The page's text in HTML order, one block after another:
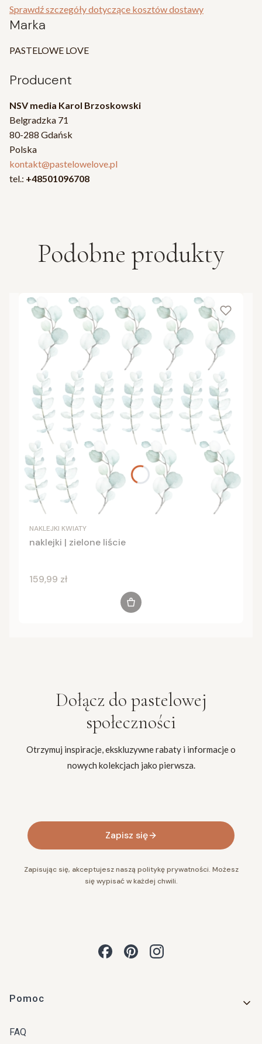
Sprawdź szczegóły dotyczące kosztów dostawy
Marka
PASTELOWE LOVE
Producent
NSV media Karol Brzoskowski
Belgradzka 71
80-288 Gdańsk
Polska
kontakt@pastelowelove.pl
tel.: +48501096708
Podobne produkty
NAKLEJKI KWIATY
naklejki | zielone liście
Cena
159,99 zł
Do koszyka
Dołącz do pastelowej
społeczności
Otrzymuj inspiracje, ekskluzywne rabaty i informacje o
nowych kolekcjach jako pierwsza.
Zapisz się
Zapisując się, akceptujesz naszą politykę prywatności. Możesz
się wypisać w każdej chwili.
Linki w stopce
Pomoc
FAQ